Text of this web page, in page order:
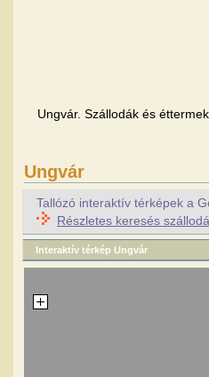
Ungvár. Szállodák és
Ungvár
Tallózó interaktív térképek a
Részletes keresés
Interaktív térkép Ungvár